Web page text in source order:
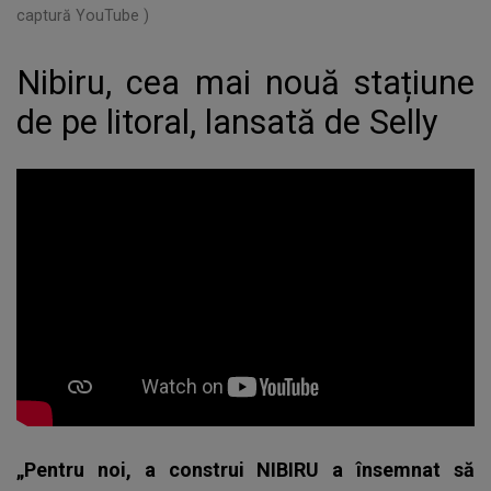
captură YouTube )
Nibiru, cea mai nouă stațiune
de pe litoral, lansată de Selly
„Pentru noi, a construi NIBIRU a însemnat să